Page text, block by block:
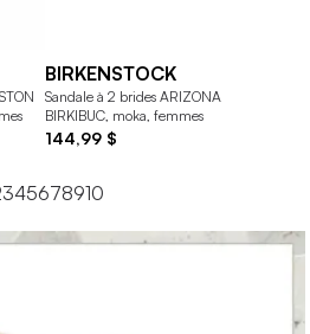
BIRKENSTOCK
Sandale à 2 brides ARIZONA
BIRKIBUC, moka, femmes
144,99 $
345678910